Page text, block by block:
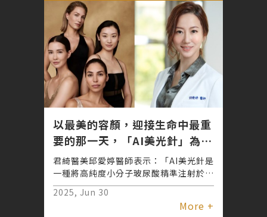
並保留法律追訴權利，以維護診所長年耕
耘的專業信譽。 君綺醫美同時呼籲各界
與媒體朋友切勿轉載或引用錯誤訊息，若
有疑義，歡迎主動向診所查證正確資訊。
君綺強調，其始終秉持高標準醫療規範，
提供原廠正貨、專業醫師團隊以及麻醉專
科醫師全程守護，致力打造安全且安心的
醫美環境。
以最美的容顏，迎接生命中最重
要的那一天，「AI美光針」為妳
量身打造，綻放幸福水光肌
君綺醫美邱愛婷醫師表示：「AI美光針是
一種將高純度小分子玻尿酸精準注射於真
皮層的療程，幫助穩定肌膚結構、強化保
濕、啟動膠原蛋白與彈力蛋白產生的療
程。適合敏弱膚況、乾燥粗糙、凹疤等膚
2025, Jun 30
More +